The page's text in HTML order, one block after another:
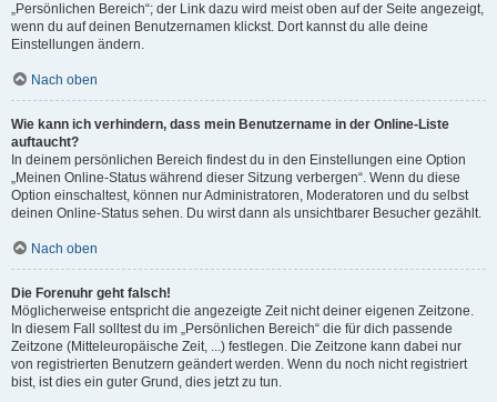
„Persönlichen Bereich“; der Link dazu wird meist oben auf der Seite angezeigt,
wenn du auf deinen Benutzernamen klickst. Dort kannst du alle deine
Einstellungen ändern.
Nach oben
Wie kann ich verhindern, dass mein Benutzername in der Online-Liste
auftaucht?
In deinem persönlichen Bereich findest du in den Einstellungen eine Option
„Meinen Online-Status während dieser Sitzung verbergen“. Wenn du diese
Option einschaltest, können nur Administratoren, Moderatoren und du selbst
deinen Online-Status sehen. Du wirst dann als unsichtbarer Besucher gezählt.
Nach oben
Die Forenuhr geht falsch!
Möglicherweise entspricht die angezeigte Zeit nicht deiner eigenen Zeitzone.
In diesem Fall solltest du im „Persönlichen Bereich“ die für dich passende
Zeitzone (Mitteleuropäische Zeit, ...) festlegen. Die Zeitzone kann dabei nur
von registrierten Benutzern geändert werden. Wenn du noch nicht registriert
bist, ist dies ein guter Grund, dies jetzt zu tun.